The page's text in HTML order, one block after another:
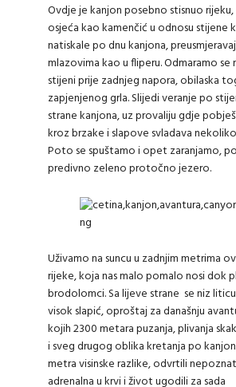
Ovdje je kanjon posebno stisnuo
osjeća kao kamenčić u odnosu stijene
natiskale po dnu kanjona,
mlazovima kao u fliperu. Odmaramo
stijeni prije zadnjeg napora, obilaska
zapjenjenog grla. Slijedi veranje po
strane kanjona, uz provaliju gdje
kroz brzake i slapove svladava
Poto se spuštamo i opet zaranjamo,
predivno zeleno protočno jezero.
Uživamo na suncu u zadnjim metrima
rijeke, koja nas malo pomalo nosi dok
brodolomci. Sa lijeve strane se niz
visok slapić, oproštaj za današnju
kojih 2300 metara puzanja, plivanja
i sveg drugog oblika kretanja po
metra visinske razlike, odvrtili
adrenalna u krvi i život ugodili za sada